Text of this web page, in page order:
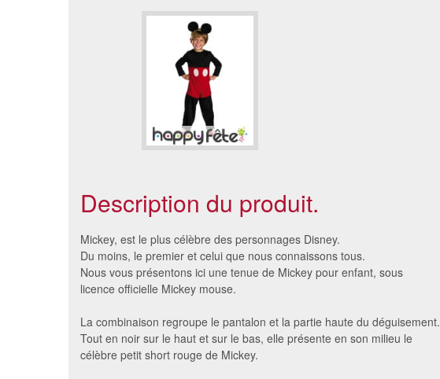
Description du produit.
Mickey, est le plus célèbre des personnages Disney.
Du moins, le premier et celui que nous connaissons tous.
Nous vous présentons ici une tenue de Mickey pour enfant, sous
licence officielle Mickey mouse.
La combinaison regroupe le pantalon et la partie haute du déguisement.
Tout en noir sur le haut et sur le bas, elle présente en son milieu le
célèbre petit short rouge de Mickey.